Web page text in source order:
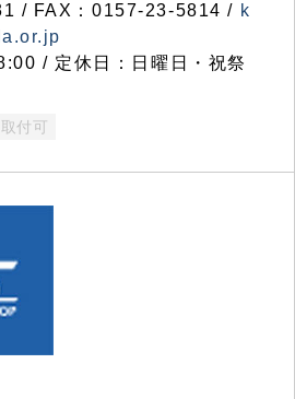
/ FAX：0157-23-5814 / k
/ 定休日：日曜日・祝祭
付可